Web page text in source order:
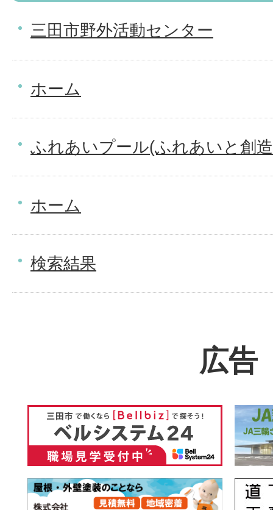
三田市野外活動センター
ホーム
ふれあいプール(ふれあいと創
ホーム
検索結果
広告